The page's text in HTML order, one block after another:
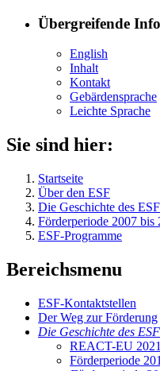
Übergreifende
English
In­halt
Kon­takt
Ge­bär­den­spra­che
Leich­te Spra­che
Sie sind hier:
Startseite
Über den ESF
Die Geschichte des ESF
Förderperiode 2007 bis
ESF-Programme
Bereichsmenu
ESF-Kon­takt­stel­len
Der Weg zur För­de­rung
Die Ge­schich­te des ESF
RE­ACT-EU
För­der­pe­ri­ode